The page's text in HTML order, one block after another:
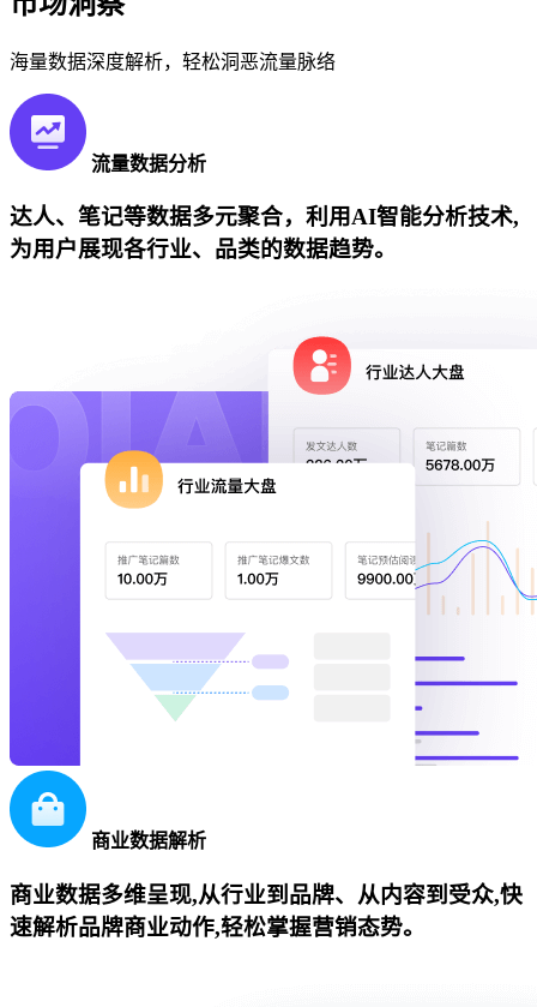
海量数据深度解析，轻松洞恶流量脉络
流量数据分析
达人、笔记等数据多元聚合，利用AI智能分析技术,
为用户展现各行业、品类的数据趋势。
商业数据解析
商业数据多维呈现,从行业到品牌、从内容到受众,快
速解析品牌商业动作,轻松掌握营销态势。